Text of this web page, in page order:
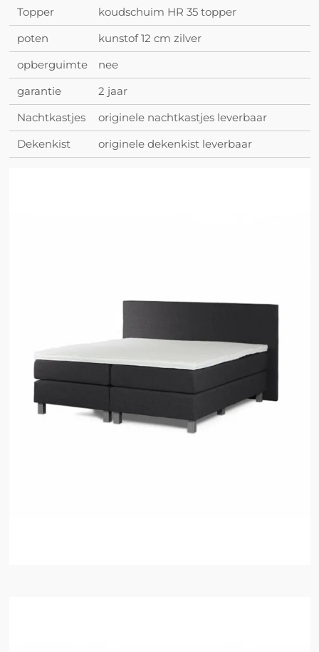
Topper
koudschuim HR 35 topper
poten
kunstof 12 cm zilver
opberguimte
nee
garantie
2 jaar
Nachtkastjes
originele nachtkastjes leverbaar
Dekenkist
originele dekenkist leverbaar